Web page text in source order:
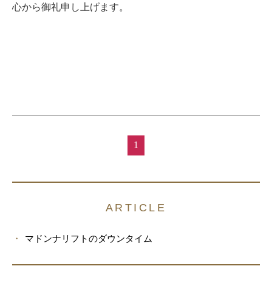
心から御礼申し上げます。
1
ARTICLE
マドンナリフトのダウンタイム